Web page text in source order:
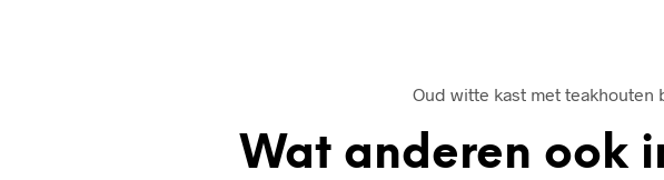
Oud witte kast met teakhouten
Wat anderen ook